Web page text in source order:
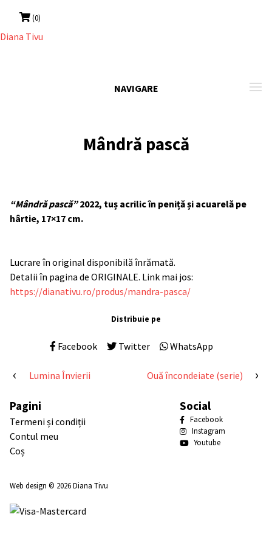
content
(0)
NAVIGARE
Mândră pască
“Mândră pască”2022, tuș acrilic în peniță și acuarelă pe
hârtie, 17×17 cm.
Lucrare în original disponibilă înrămată.
Detalii în pagina de ORIGINALE. Link mai jos:
https://dianativu.ro/produs/mandra-pasca/
Distribuie pe
Facebook Twitter WhatsApp
Navigare
în
articole
Ouă încondeiate (serie)
Lumina Învierii
Pagini
Termeni și condiții
Contul meu
Coș
Social
Facebook
Instagram
Youtube
Web design © 2026Diana Tivu